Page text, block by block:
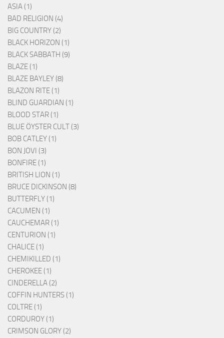
ASIA (1)
BAD RELIGION (4)
BIG COUNTRY (2)
BLACK HORIZON (1)
BLACK SABBATH (9)
BLAZE (1)
BLAZE BAYLEY (8)
BLAZON RITE (1)
BLIND GUARDIAN (1)
BLOOD STAR (1)
BLUE ÖYSTER CULT (3)
BOB CATLEY (1)
BON JOVI (3)
BONFIRE (1)
BRITISH LION (1)
BRUCE DICKINSON (8)
BUTTERFLY (1)
CACUMEN (1)
CAUCHEMAR (1)
CENTURION (1)
CHALICE (1)
CHEMIKILLED (1)
CHEROKEE (1)
CINDERELLA (2)
COFFIN HUNTERS (1)
COLTRE (1)
CORDUROY (1)
CRIMSON GLORY (2)